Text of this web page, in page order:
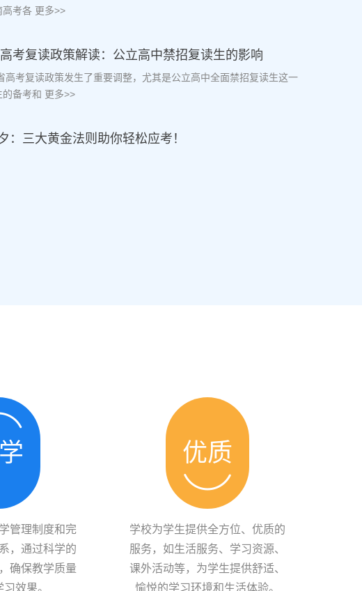
高考各 更多>>
考复读政策解读：公立高中禁招复读生的影响
高考复读政策发生了重要调整，尤其是公立高中全面禁招复读生这一
的备考和 更多>>
：三大黄金法则助你轻松应考！
管理制度和完
，通过科学的
确保教学质量
效果。
优质
学校为学生提供全方位、优质的
服务，如生活服务、学习资源、
课外活动等，为学生提供舒适、
愉悦的学习环境和生活体验。